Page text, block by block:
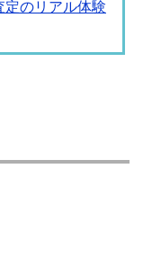
定のリアル体験